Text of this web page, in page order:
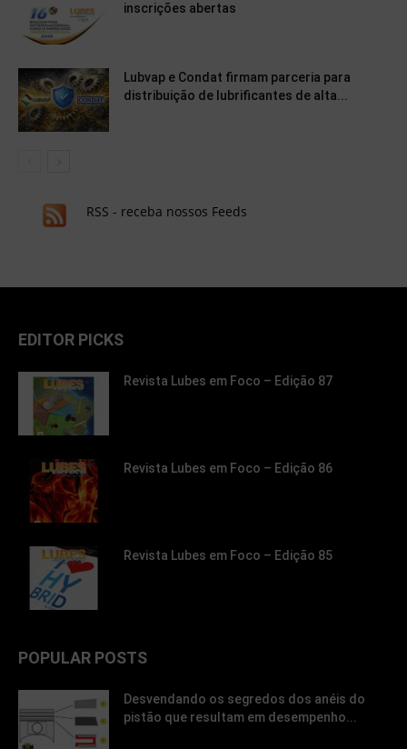
inscrições abertas
Lubvap e Condat firmam parceria para
distribuição de lubrificantes de alta...
RSS - receba nossos Feeds
EDITOR PICKS
Revista Lubes em Foco – Edição 87
Revista Lubes em Foco – Edição 86
Revista Lubes em Foco – Edição 85
POPULAR POSTS
Desvendando os segredos dos anéis do
pistão que resultam em desempenho...